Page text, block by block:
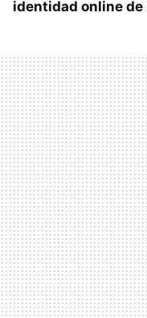
identidad online de